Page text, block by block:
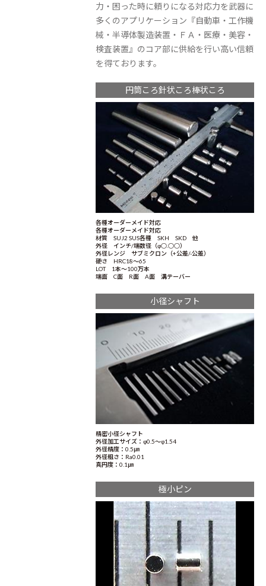
力・困った時に頼りになる対応力を武器に
多くのアプリケーション『自動車・工作機
械・半導体製造装置・ＦＡ・医療・美容・
検査装置』のコア部に供給を行い高い信頼
を得ております。
円筒ころ針状ころ棒状ころ
各種オーダーメイド対応
各種オーダーメイド対応
材質 SUJ2 SUS各種 SKH SKD 他
外径 インチ/端数径（φ○.○○）
外径レンジ サブミクロン（+公差/-公差）
硬さ HRC18～65
LOT 1本～100万本
端面 C面 R面 A面 溝テーバー
小径シャフト
精密小径シャフト
外径加工サイズ：φ0.5～φ1.54
外径精度：0.5㎛
外径粗さ：Ra0.01
真円度：0.1㎛
極小ピン